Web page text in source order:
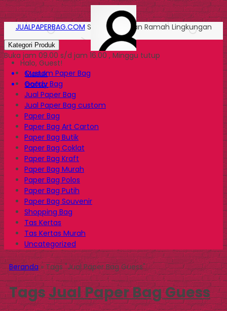
Halo, Guest!
Masuk
Daftar
JUALPAPERBAG.COM Solusi Kemasan Ramah Lingkungan
Kategori Produk
Buka jam 09.00 s/d jam 16.00 , Minggu tutup
Custom Paper Bag
Goody Bag
Jual Paper Bag
Jual Paper Bag custom
Paper Bag
Paper Bag Art Carton
Paper Bag Butik
Paper Bag Coklat
Paper Bag Kraft
Paper Bag Murah
Paper Bag Polos
Paper Bag Putih
Paper Bag Souvenir
Shopping Bag
Tas Kertas
Tas Kertas Murah
Uncategorized
Beranda»Tags "Jual Paper Bag Guess"
TagsJual Paper Bag Guess